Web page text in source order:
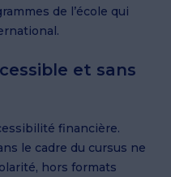
de l’école qui
et sans
financière.
le cadre du cursus ne
hors formats